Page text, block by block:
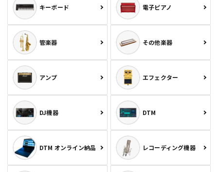
キーボード 電子ピアノ
管楽器 その他楽器
アンプ エフェクター
DJ機器 DTM
DTM オンライン納品 レコーディング機器